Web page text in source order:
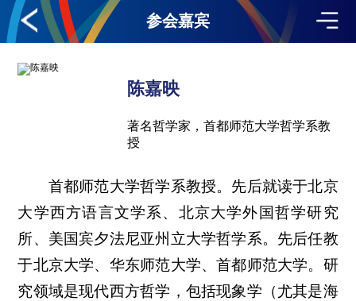
参会嘉宾
陈嘉映
著名哲学家，首都师范大学哲学系教
授
首都师范大学哲学系教授。先后就读于北京
大学西方语言文学系、北京大学外国哲学研究
所、美国宾夕法尼亚州立大学哲学系。先后任教
于北京大学、华东师范大学、首都师范大学。研
究领域是现代西方哲学，包括现象学（尤其是海